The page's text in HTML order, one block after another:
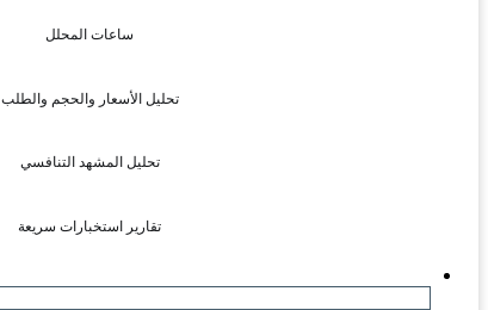
ساعات المحلل
تحليل الأسعار والحجم والطلب
تحليل المشهد التنافسي
تقارير استخبارات سريعة